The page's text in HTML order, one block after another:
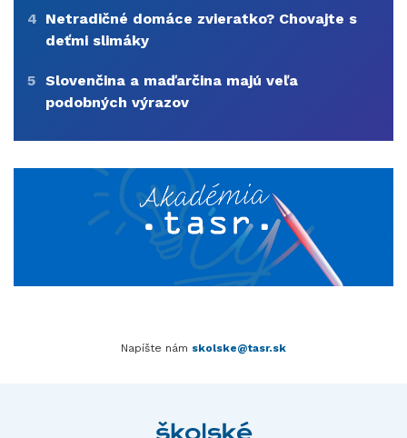
4 Netradičné domáce zvieratko? Chovajte s
deťmi slimáky
5 Slovenčina a maďarčina majú veľa
podobných výrazov
Napíšte nám skolske@tasr.sk